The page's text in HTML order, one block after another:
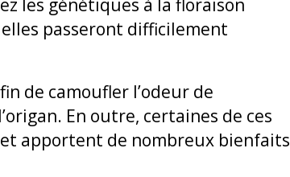
les génétiques à la floraison
passeront difficilement
de camoufler l’odeur de
En outre, certaines de ces
apportent de nombreux bienfaits